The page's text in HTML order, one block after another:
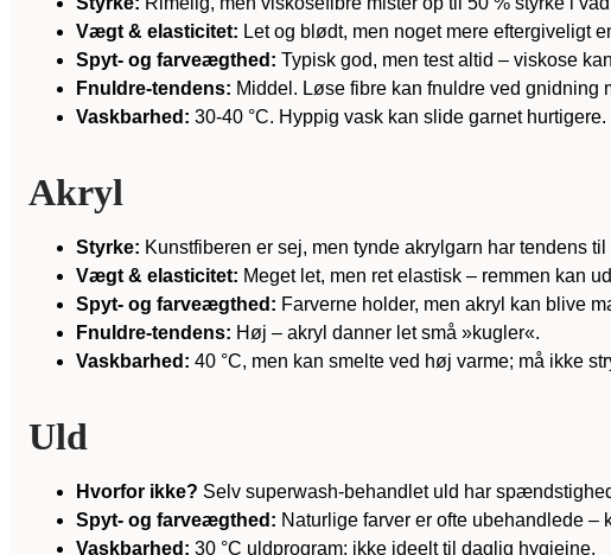
Vægt & elasticitet: Let og blødt, men noget mere eftergiveligt
Spyt- og farveægthed: Typisk god, men test altid – viskose
Fnuldre-tendens: Middel. Løse fibre kan fnuldre ved gnidning
Vaskbarhed: 30-40 °C. Hyppig vask kan slide garnet hurtigere.
Akryl
Styrke: Kunstfiberen er sej, men tynde akrylgarn har tendens
Vægt & elasticitet: Meget let, men ret elastisk – remmen kan
Spyt- og farveægthed: Farverne holder, men akryl kan blive
Fnuldre-tendens: Høj – akryl danner let små »kugler«.
Vaskbarhed: 40 °C, men kan smelte ved høj varme; må ikke
Uld
Hvorfor ikke? Selv superwash-behandlet uld har
Spyt- og farveægthed: Naturlige farver er ofte ubehandlede –
Vaskbarhed: 30 °C uldprogram; ikke ideelt til daglig hygiejne.